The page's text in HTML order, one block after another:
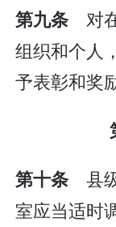
第九条 对
组织和个人
予表彰和奖励
第十条 县
室应当适时